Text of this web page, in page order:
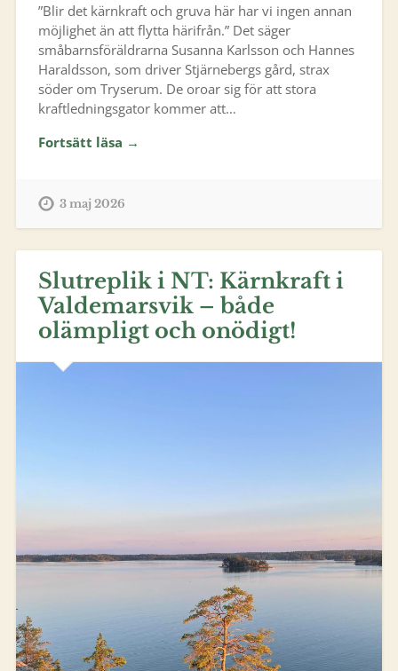
”Blir det kärnkraft och gruva här har vi ingen annan
möjlighet än att flytta härifrån.” Det säger
småbarnsföräldrarna Susanna Karlsson och Hannes
Haraldsson, som driver Stjärnebergs gård, strax
söder om Tryserum. De oroar sig för att stora
kraftledningsgator kommer att…
Fortsätt läsa →
3 maj 2026
Slutreplik i NT: Kärnkraft i
Valdemarsvik – både
olämpligt och onödigt!